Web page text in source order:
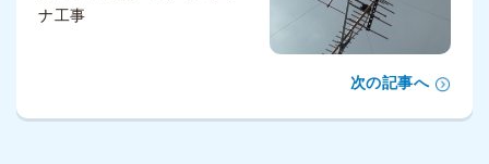
ナ工事
次の記事へ